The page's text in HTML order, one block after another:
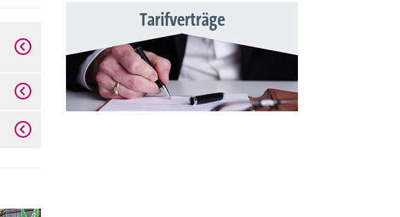
Tarifverträge